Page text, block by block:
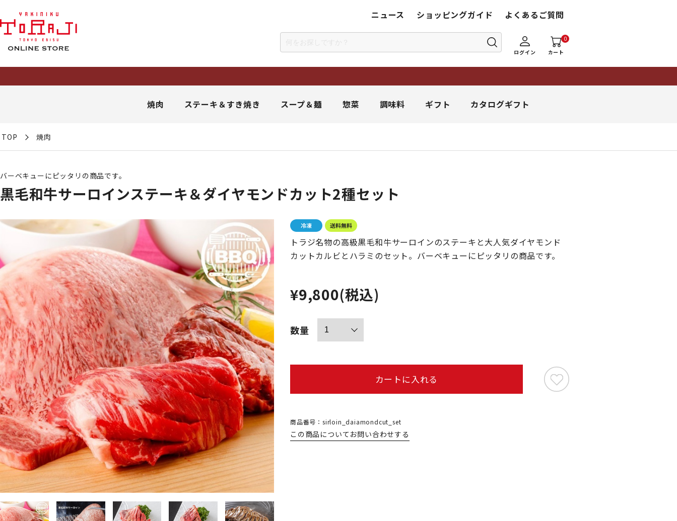
ニュース ショッピングガイド よくあるご質問
ログイン
0
カート
焼肉 ステーキ＆すき焼き スープ＆麺 惣菜 調味料 ギフト カタログギフト
TOP 焼肉
バーベキューにピッタリの商品です。
黒毛和牛サーロインステーキ＆ダイヤモンドカット2種セット
トラジ名物の高級黒毛和牛サーロインのステーキと大人気ダイヤモンド
カットカルビとハラミのセット。バーベキューにピッタリの商品です。
¥9,800(税込)
数量
カートに入れる
商品番号：sirloin_daiamondcut_set
この商品についてお問い合わせする